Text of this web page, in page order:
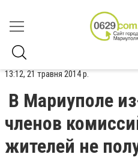
13:12, 21 травня 2014 р.
В Мариуполе
членов
жителей не